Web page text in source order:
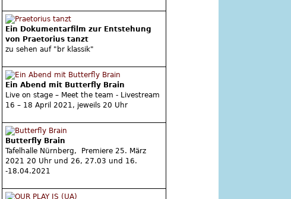
Ein Dokumentarfilm zur Entstehung
von Praetorius tanzt
zu sehen auf "br klassik"
Ein Abend mit Butterfly Brain
Live on stage – Meet the team - Livestream
16 – 18 April 2021, jeweils 20 Uhr
Butterfly Brain
Tafelhalle Nürnberg, Premiere 25. März
2021 20 Uhr und 26, 27.03 und 16.
-18.04.2021